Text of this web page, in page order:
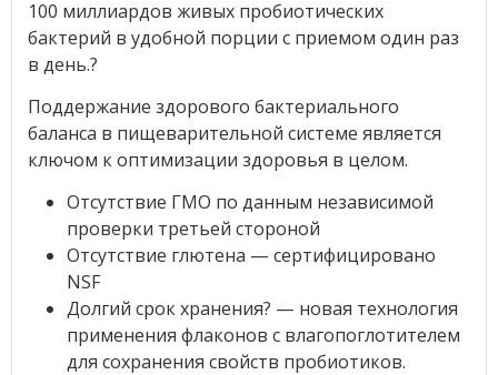
100 миллиардов живых пробиотических
бактерий в удобной порции с приемом один раз
в день.?
Поддержание здорового бактериального
баланса в пищеварительной системе является
ключом к оптимизации здоровья в целом.
Отсутствие ГМО по данным независимой
проверки третьей стороной
Отсутствие глютена — сертифицировано
NSF
Долгий срок хранения? — новая технология
применения флаконов с влагопоглотителем
для сохранения свойств пробиотиков.